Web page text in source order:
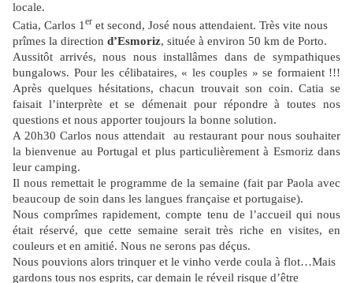
locale.
Catia, Carlos 1 er et second, José nous attendaient. Très vite nous
prîmes la direction d’Esmoriz, située à environ 50 km de Porto.
Aussitôt arrivés, nous nous installâmes dans de sympathiques
bungalows. Pour les célibataires, « les couples » se formaient !!!
Après quelques hésitations, chacun trouvait son coin. Catia se
faisait l’interprète et se démenait pour répondre à toutes nos
questions et nous apporter toujours la bonne solution.
A 20h30 Carlos nous attendait
au restaurant pour nous souhaiter
la bienvenue au Portugal et plus particulièrement à Esmoriz dans
leur camping.
Il nous remettait le programme de la semaine (fait par Paola avec
beaucoup de soin dans les langues française et portugaise).
Nous comprîmes rapidement, compte tenu de l’accueil qui nous
était réservé, que cette semaine serait très riche en visites, en
couleurs et en amitié. Nous ne serons pas déçus.
Nous pouvions alors trinquer et le vinho verde coula à flot…Mais
gardons tous nos esprits, car demain le réveil risque d’être